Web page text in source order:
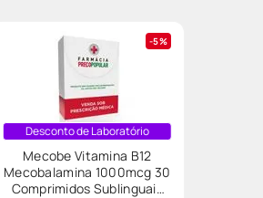
5%
Desconto de Laboratório
Mecobe Vitamina B12
Mecobalamina 1000mcg 30
Comprimidos Sublinguais